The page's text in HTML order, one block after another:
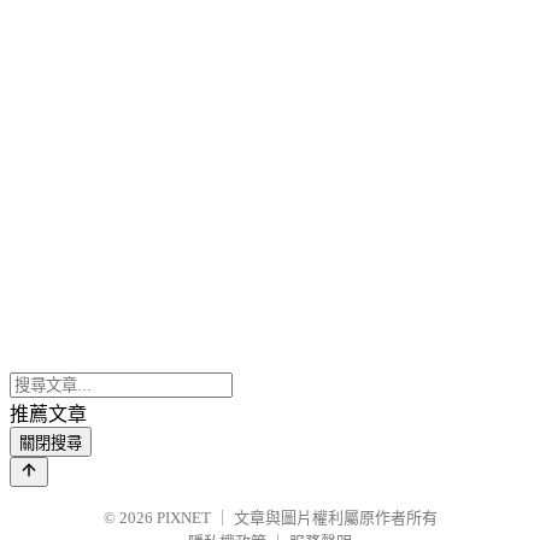
推薦文章
關閉搜尋
© 2026 PIXNET
文章與圖片權利屬原作者所有